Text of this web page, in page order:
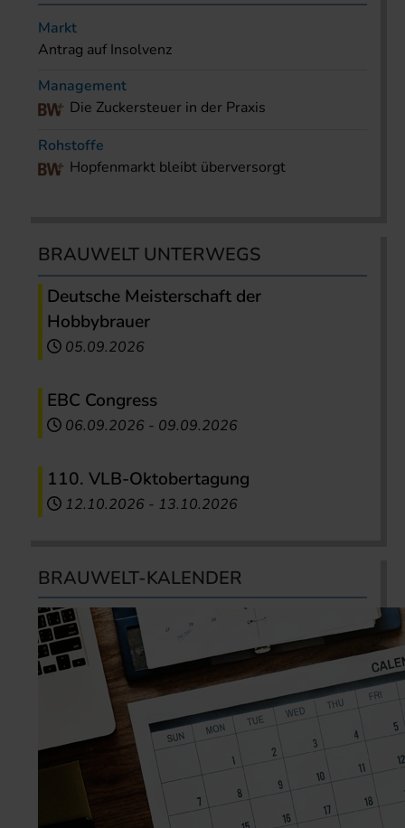
Markt
Antrag auf Insolvenz
Management
Die Zuckersteuer in der Praxis
Rohstoffe
Hopfenmarkt bleibt überversorgt
BRAUWELT UNTERWEGS
Deutsche Meisterschaft der
Hobbybrauer
05.09.2026
EBC Congress
06.09.2026 - 09.09.2026
110. VLB-Oktobertagung
12.10.2026 - 13.10.2026
BRAUWELT-KALENDER